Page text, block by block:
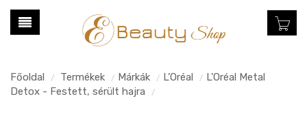
Főoldal / Termékek / Márkák / L’Oréal / L'Oréal Metal
Detox - Festett, sérült hajra
/